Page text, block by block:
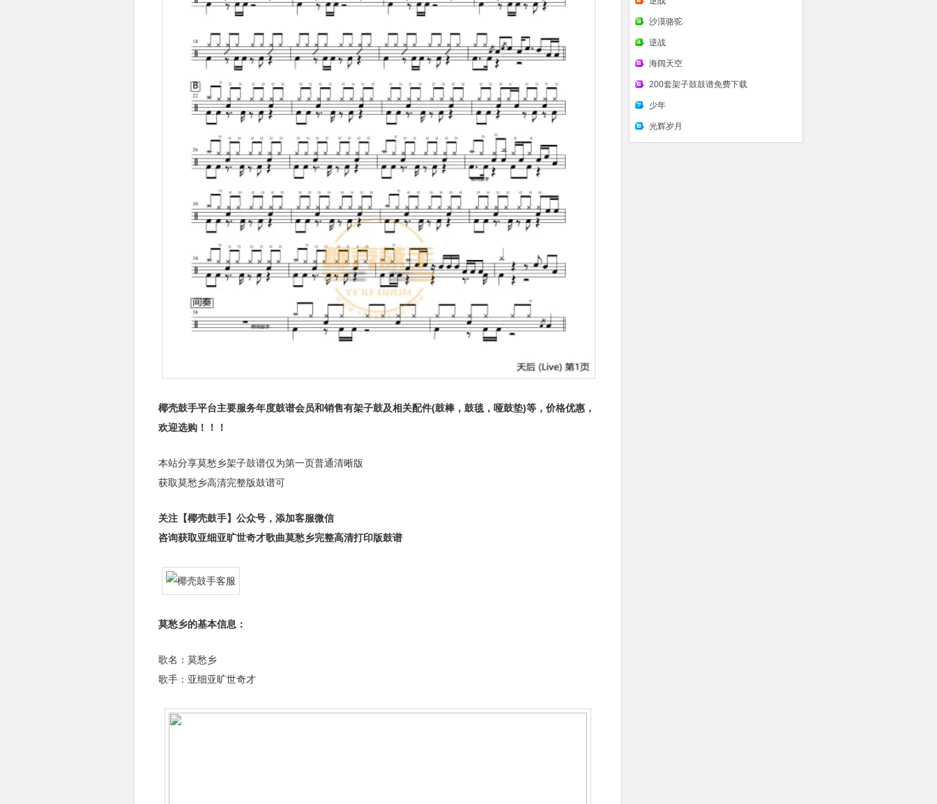
椰壳鼓手平台主要服务年度鼓谱会员和销售有架子鼓及相关配件(鼓棒，鼓毯，哑鼓垫)等，价格优惠，
欢迎选购！！！
本站分享莫愁乡架子鼓谱仅为第一页普通清晰版
获取莫愁乡高清完整版鼓谱可
关注【椰壳鼓手】公众号，添加客服微信
咨询获取亚细亚旷世奇才歌曲莫愁乡完整高清打印版鼓谱
莫愁乡的基本信息：
歌名：莫愁乡
歌手：亚细亚旷世奇才
沙漠骆驼
逆战
海阔天空
200套架子鼓鼓谱免费下载
少年
光辉岁月